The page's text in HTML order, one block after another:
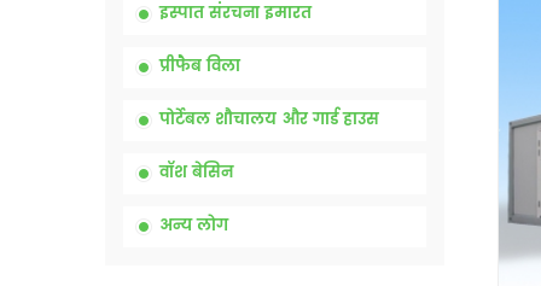
इस्पात संरचना इमारत
प्रीफैब विला
पोर्टेबल शौचालय और गार्ड हाउस
वॉश बेसिन
अन्य लोग